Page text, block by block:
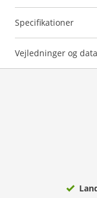
Specifikationer
Vejledninger og